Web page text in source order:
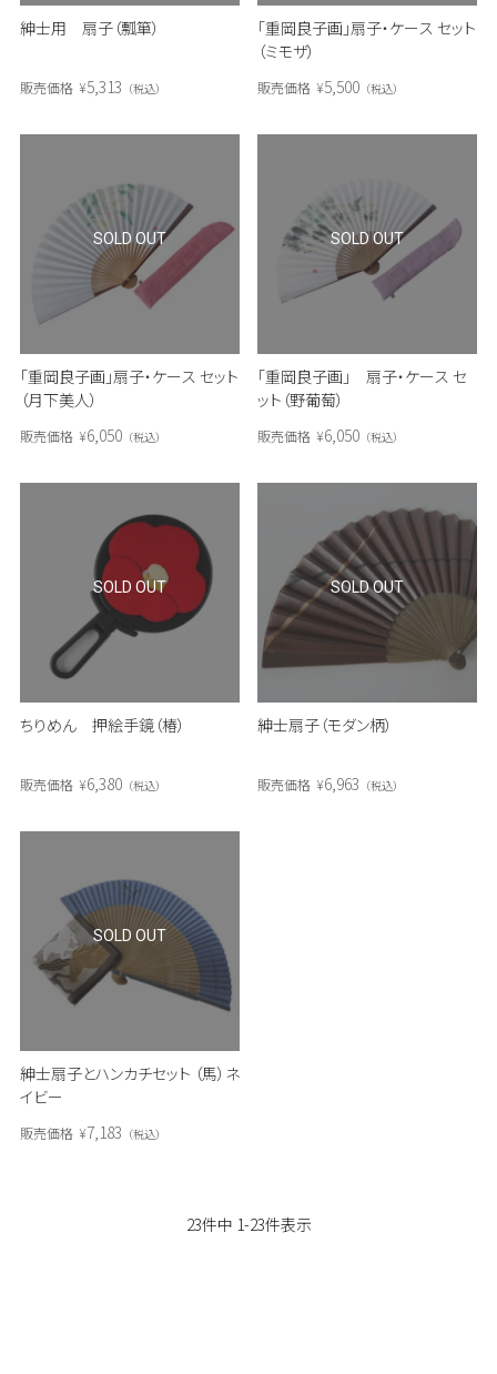
紳士用 扇子（瓢箪）
販売価格 ¥5,313 税込
「重岡良子画」扇子・ケース セット
（ミモザ）
販売価格 ¥5,500 税込
「重岡良子画」扇子・ケース セット
（月下美人）
販売価格 ¥6,050 税込
SOLD OUT
「重岡良子画」 扇子・ケース セ
ット（野葡萄）
販売価格 ¥6,050 税込
SOLD OUT
ちりめん 押絵手鏡（椿）
販売価格 ¥6,380 税込
SOLD OUT
紳士扇子（モダン柄）
販売価格 ¥6,963 税込
SOLD OUT
紳士扇子とハンカチセット （馬）ネ
イビー
販売価格 ¥7,183 税込
SOLD OUT
23件中 1-23件表示